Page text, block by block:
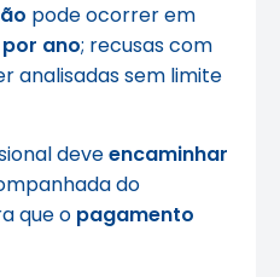
pode ocorrer em
ano; recusas com
analisadas sem limite
deveencaminhar
do
que o pagamento